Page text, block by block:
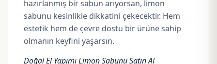
hazırlanmış bir sabun arıyorsan, limon
sabunu kesinlikle dikkatini çekecektir. Hem
estetik hem de çevre dostu bir ürüne sahip
olmanın keyfini yaşarsın.
Doğal El Yapımı Limon Sabunu Satın Al